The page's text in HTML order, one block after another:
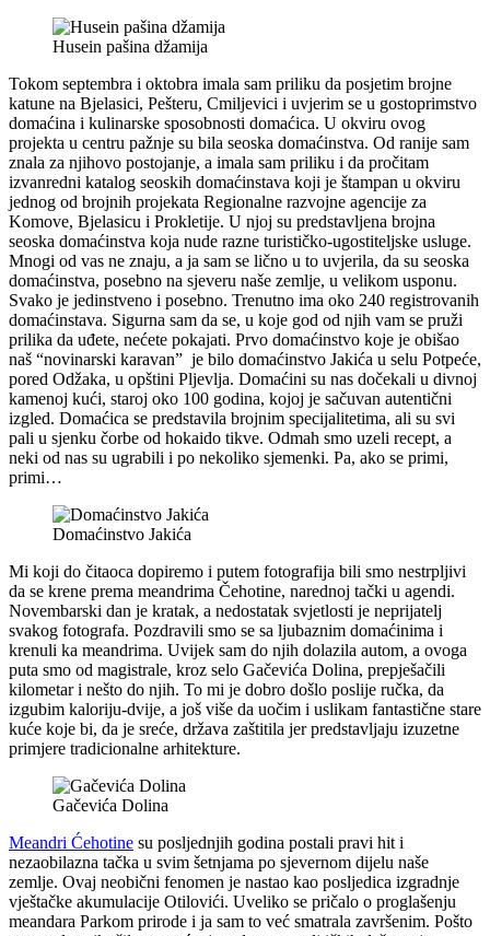
Husein pašina džamija
Tokom septembra i oktobra imala sam priliku da posjetim brojne
katune na Bjelasici, Pešteru, Cmiljevici i uvjerim se u gostoprimstvo
domaćina i kulinarske sposobnosti domaćica. U okviru ovog
projekta u centru pažnje su bila seoska domaćinstva. Od ranije sam
znala za njihovo postojanje, a imala sam priliku i da pročitam
izvanredni katalog seoskih domaćinstava koji je štampan u okviru
jednog od brojnih projekata Regionalne razvojne agencije za
Komove, Bjelasicu i Prokletije. U njoj su predstavljena brojna
seoska domaćinstva koja nude razne turističko-ugostiteljske usluge.
Mnogi od vas ne znaju, a ja sam se lično u to uvjerila, da su seoska
domaćinstva, posebno na sjeveru naše zemlje, u velikom usponu.
Svako je jedinstveno i posebno. Trenutno ima oko 240 registrovanih
domaćinstava. Sigurna sam da se, u koje god od njih vam se pruži
prilika da uđete, nećete pokajati. Prvo domaćinstvo koje je obišao
naš “novinarski karavan” je bilo domaćinstvo Jakića u selu Potpeće,
pored Odžaka, u opštini Pljevlja. Domaćini su nas dočekali u divnoj
kamenoj kući, staroj oko 100 godina, kojoj je sačuvan autentični
izgled. Domaćica se predstavila brojnim specijalitetima, ali su svi
pali u sjenku čorbe od hokaido tikve. Odmah smo uzeli recept, a
neki od nas su ugrabili i po nekoliko sjemenki. Pa, ako se primi,
primi…
Domaćinstvo Jakića
Mi koji do čitaoca dopiremo i putem fotografija bili smo nestrpljivi
da se krene prema meandrima Čehotine, narednoj tački u agendi.
Novembarski dan je kratak, a nedostatak svjetlosti je neprijatelj
svakog fotografa. Pozdravili smo se sa ljubaznim domaćinima i
krenuli ka meandrima. Uvijek sam do njih dolazila autom, a ovoga
puta smo od magistrale, kroz selo Gačevića Dolina, prepješačili
kilometar i nešto do njih. To mi je dobro došlo poslije ručka, da
izgubim kaloriju-dvije, a još više da uočim i uslikam fantastične stare
kuće koje bi, da je sreće, država zaštitila jer predstavljaju izuzetne
primjere tradicionalne arhitekture.
Gačevića Dolina
Meandri Ćehotine su posljednjih godina postali pravi hit i
nezaobilazna tačka u svim šetnjama po sjevernom dijelu naše
zemlje. Ovaj neobični fenomen je nastao kao posljedica izgradnje
vještačke akumulacije Otilovići. Uveliko se pričalo o proglašenju
meandara Parkom prirode i ja sam to već smatrala završenim. Pošto